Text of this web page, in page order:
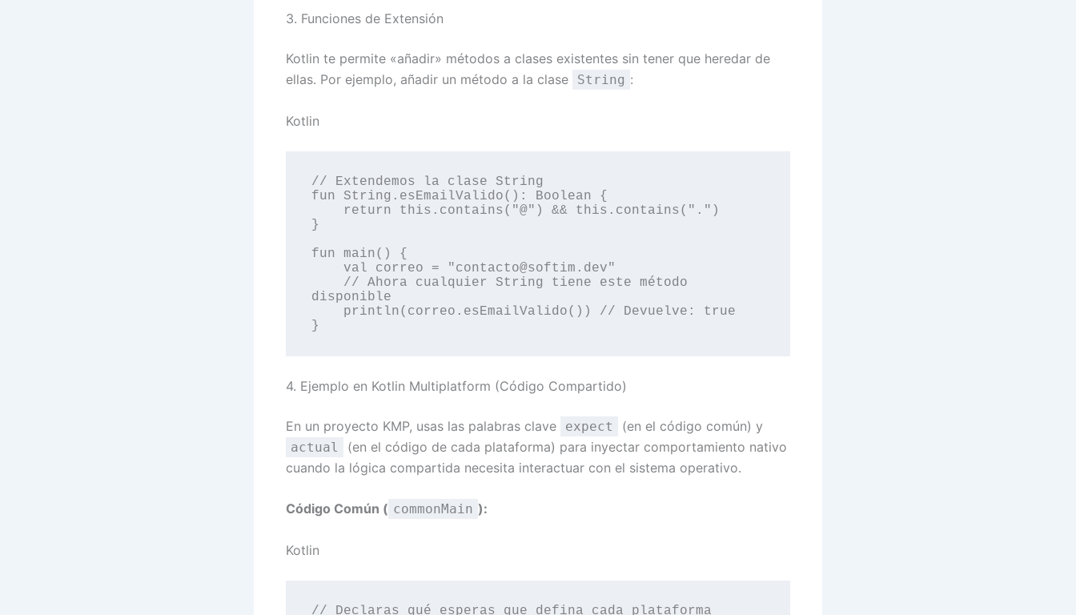
3. Funciones de Extensión
Kotlin te permite «añadir» métodos a clases existentes sin tener que heredar de
ellas. Por ejemplo, añadir un método a la clase
String :
Kotlin
// Extendemos la clase String
fun String.esEmailValido(): Boolean {
}
fun main() {
disponible
4. Ejemplo en Kotlin Multiplatform (Código Compartido)
En un proyecto KMP, usas las palabras clave expect (en el código común) y
actual
(en el código de cada plataforma) para inyectar comportamiento nativo
cuando la lógica compartida necesita interactuar con el sistema operativo.
Código Común ( commonMain ):
Kotlin
// Declaras qué esperas que defina cada plataforma